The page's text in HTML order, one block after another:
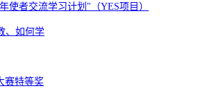
使者交流学习计划"（YES项目）
、如何学
赛特等奖